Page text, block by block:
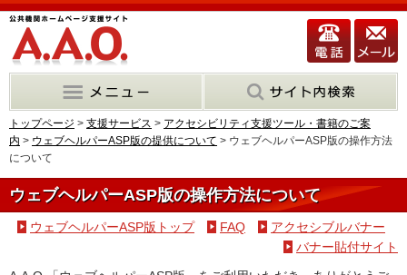
トップページ > 支援サービス > アクセシビリティ支援ツール・書籍のご案
内 > ウェブヘルパーASP版の提供について > ウェブヘルパーASP版の操作方法
について
ウェブヘルパーASP版の操作方法について
ウェブヘルパーASP版トップ FAQ
アクセシブルバナー
バナー貼付サイト